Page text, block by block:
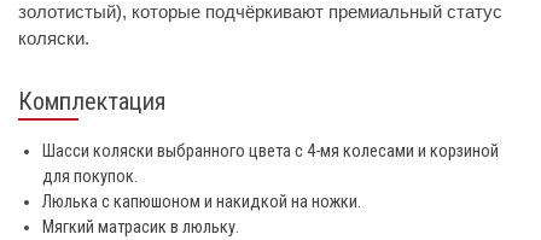
золотистый), которые подчёркивают премиальный статус
коляски.
Комплектация
Шасси коляски выбранного цвета с 4-мя колесами и корзиной
для покупок.
Люлька с капюшоном и накидкой на ножки.
Мягкий матрасик в люльку.